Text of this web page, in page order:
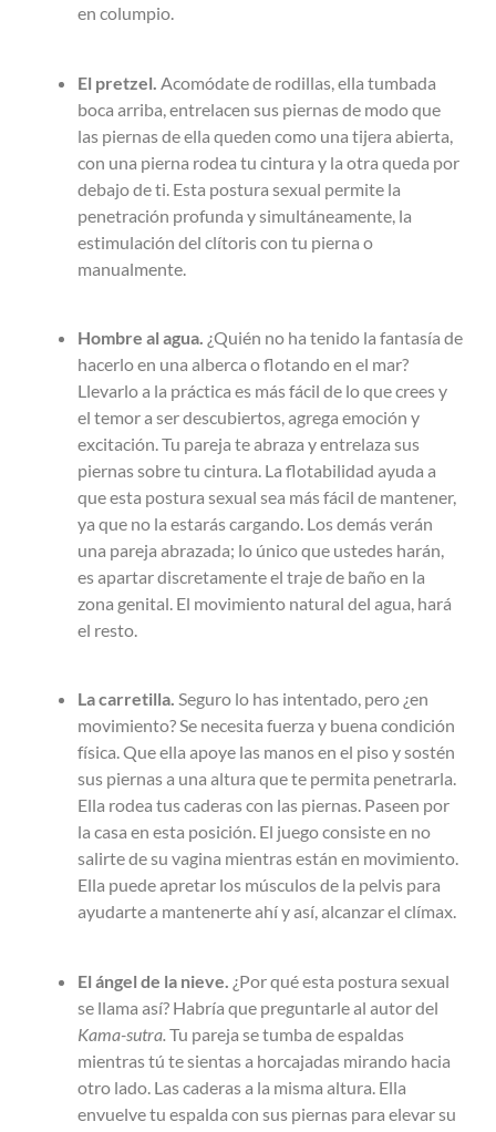
en columpio.
El pretzel. Acomódate de rodillas, ella tumbada
boca arriba, entrelacen sus piernas de modo que
las piernas de ella queden como una tijera abierta,
con una pierna rodea tu cintura y la otra queda por
debajo de ti. Esta postura sexual permite la
penetración profunda y simultáneamente, la
estimulación del clítoris con tu pierna o
manualmente.
Hombre al agua. ¿Quién no ha tenido la fantasía de
hacerlo en una alberca o flotando en el mar?
Llevarlo a la práctica es más fácil de lo que crees y
el temor a ser descubiertos, agrega emoción y
excitación. Tu pareja te abraza y entrelaza sus
piernas sobre tu cintura. La flotabilidad ayuda a
que esta postura sexual sea más fácil de mantener,
ya que no la estarás cargando. Los demás verán
una pareja abrazada; lo único que ustedes harán,
es apartar discretamente el traje de baño en la
zona genital. El movimiento natural del agua, hará
el resto.
La carretilla. Seguro lo has intentado, pero ¿en
movimiento? Se necesita fuerza y buena condición
física. Que ella apoye las manos en el piso y sostén
sus piernas a una altura que te permita penetrarla.
Ella rodea tus caderas con las piernas. Paseen por
la casa en esta posición. El juego consiste en no
salirte de su vagina mientras están en movimiento.
Ella puede apretar los músculos de la pelvis para
ayudarte a mantenerte ahí y así, alcanzar el clímax.
El ángel de la nieve. ¿Por qué esta postura sexual
se llama así? Habría que preguntarle al autor del
Kama-sutra. Tu pareja se tumba de espaldas
mientras tú te sientas a horcajadas mirando hacia
otro lado. Las caderas a la misma altura. Ella
envuelve tu espalda con sus piernas para elevar su